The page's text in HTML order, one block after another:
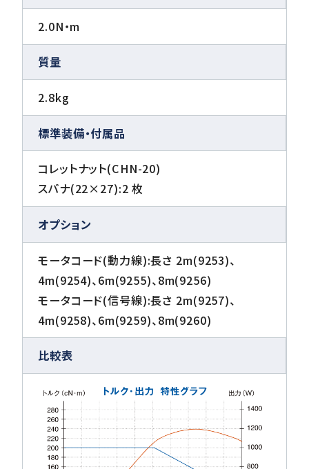
2.0N・m
質量
2.8kg
標準装備・付属品
コレットナット(CHN-20)
スパナ(22×27):2 枚
オプション
モータコード(動力線):長さ 2m(9253)、
4m(9254)、6m(9255)、8m(9256)
モータコード(信号線):長さ 2m(9257)、
4m(9258)、6m(9259)、8m(9260)
比較表